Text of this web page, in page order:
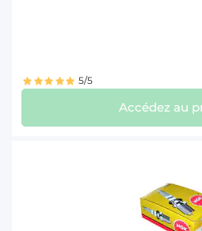
5/5
Accédez au